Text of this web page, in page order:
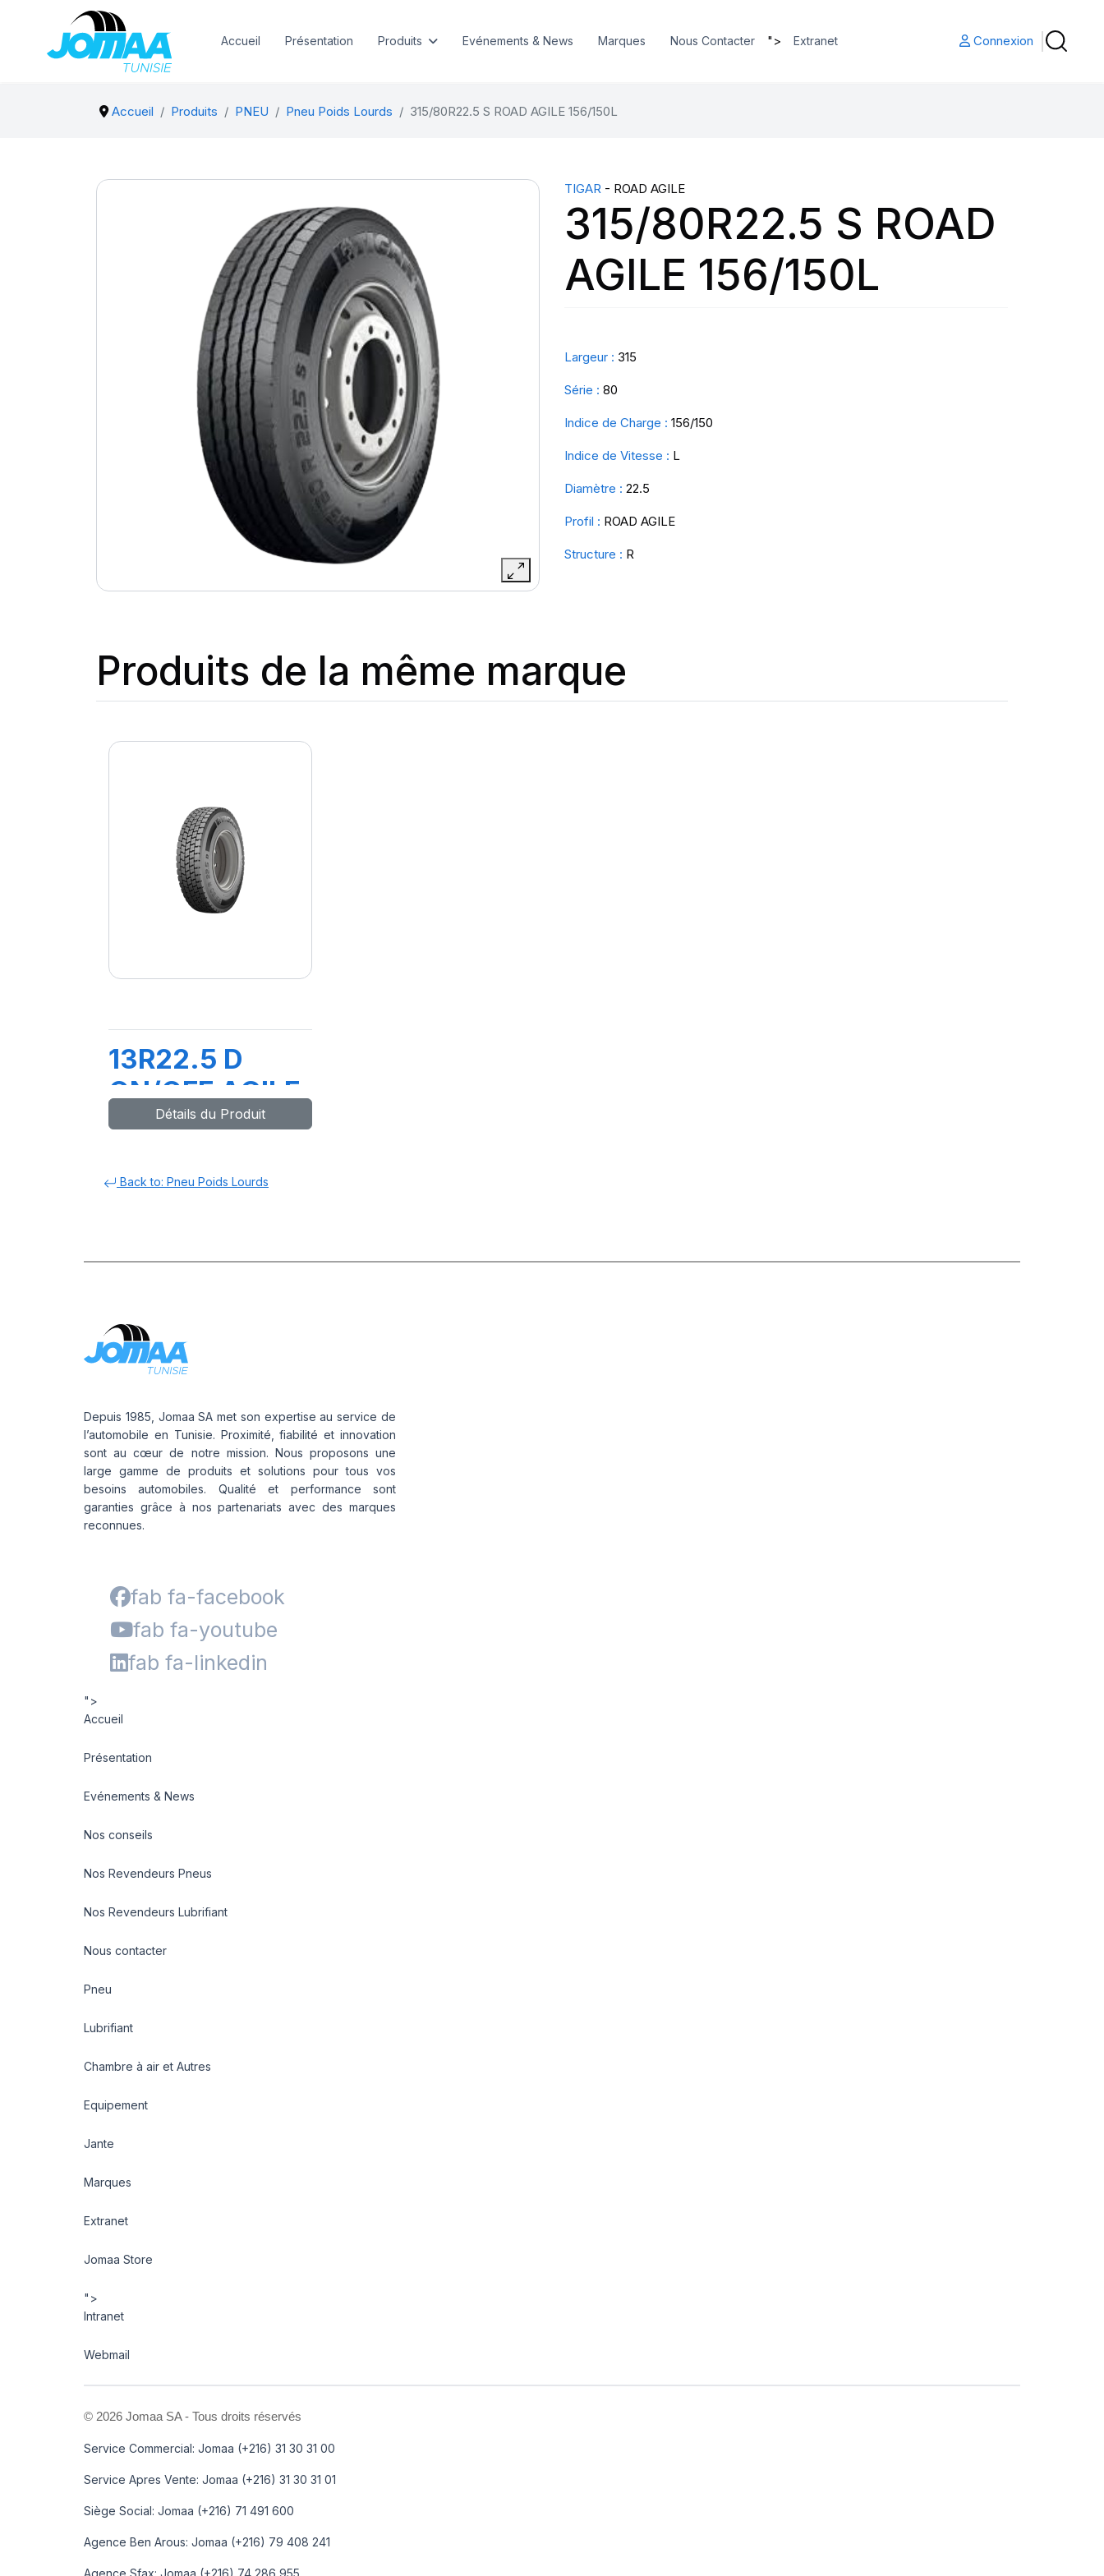
Accueil Présentation Produits Evénements & News Marques Nous Contacter "> Extranet Connexion
Accueil Produits PNEU Pneu Poids Lourds 315/80R22.5 S ROAD AGILE 156/150L
TIGAR - ROAD AGILE
315/80R22.5 S ROAD
AGILE 156/150L
Largeur : 315
Série : 80
Indice de Charge : 156/150
Indice de Vitesse : L
Diamètre : 22.5
Profil : ROAD AGILE
Structure : R
Produits de la même marque
13R22.5 D
ON/OFF AGILE
156/150K
Détails du Produit
Back to: Pneu Poids Lourds
Depuis 1985, Jomaa SA met son expertise au service de
l’automobile en Tunisie. Proximité, fiabilité et innovation
sont au cœur de notre mission. Nous proposons une
large gamme de produits et solutions pour tous vos
besoins automobiles. Qualité et performance sont
garanties grâce à nos partenariats avec des marques
reconnues.
fab fa-facebook
fab fa-youtube
fab fa-linkedin
">
Accueil
Présentation
Evénements & News
Nos conseils
Nos Revendeurs Pneus
Nos Revendeurs Lubrifiant
Nous contacter
Pneu
Lubrifiant
Chambre à air et Autres
Equipement
Jante
Marques
Extranet
Jomaa Store
">
Intranet
Webmail
© 2026 Jomaa SA - Tous droits réservés
Service Commercial: Jomaa (+216) 31 30 31 00
Service Apres Vente: Jomaa (+216) 31 30 31 01
Siège Social: Jomaa (+216) 71 491 600
Agence Ben Arous: Jomaa (+216) 79 408 241
Agence Sfax: Jomaa (+216) 74 286 955